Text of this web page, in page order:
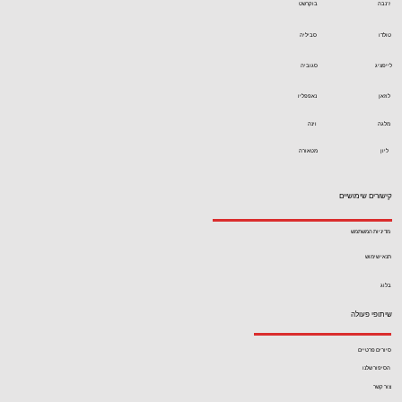
קישורים שימושיים
תנאי שימוש
מדיניות המשתמש
בלוג
שיתופי פעולה
הסיפור שלנו
סיורים פרטיים
צור קשר
סביליה טולדו
בוקרשט
נאפפליו
ז'נבה
לוזאן
סגוביה
מלגה
לייפציג
מטאורה
וינה
ליון